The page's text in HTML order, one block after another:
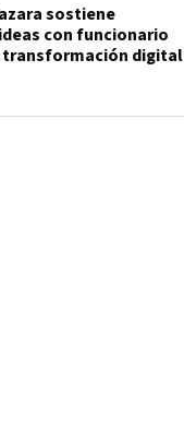
sostiene
con funcionario
transformación digital